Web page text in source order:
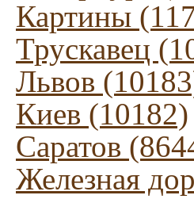
Картины
Трускавец
Львов
Киев (10182)
Саратов
Железная